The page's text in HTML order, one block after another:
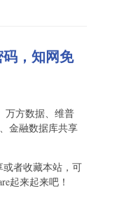
，知网免
万方数据、维普
金融数据库共享
或者收藏本站，可
起来起来吧！